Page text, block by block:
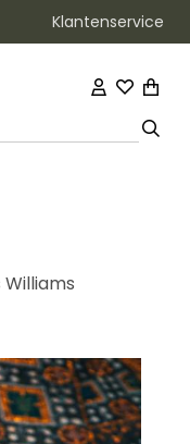
Klantenservice
Williams